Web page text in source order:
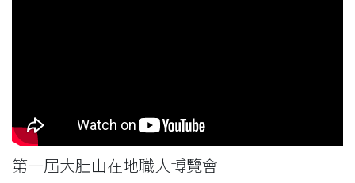
第一屆大肚山在地職人博覽會